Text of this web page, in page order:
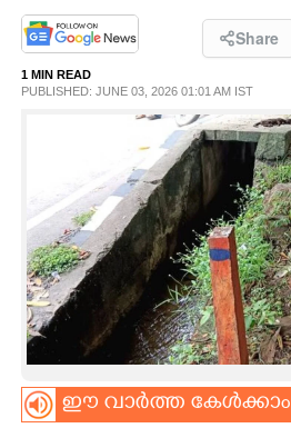
SPIRITUAL
INFO+
ART
ASTRO
Share
1 MIN READ
PUBLISHED: JUNE 03, 2026 01:01 AM IST
ഈ വാർത്ത കേൾക്കാം